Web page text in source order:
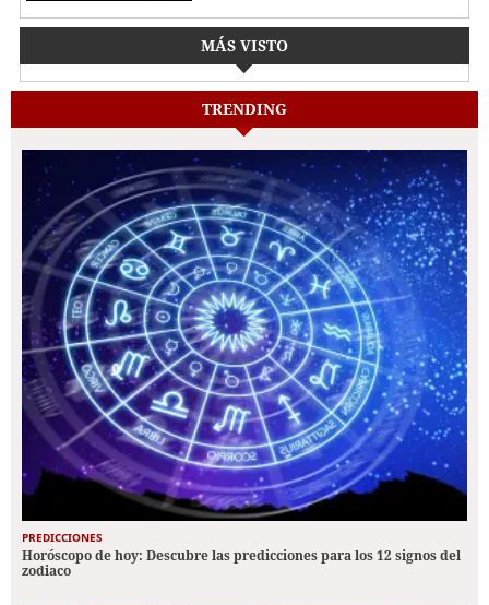
MÁS VISTO
TRENDING
PREDICCIONES
Horóscopo de hoy: Descubre las predicciones para los 12 signos del
zodiaco